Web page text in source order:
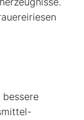
bessere